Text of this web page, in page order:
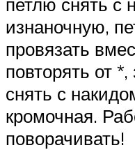
изнаночную,
провязать
повторять от
снять с
кромочная.
поворачивать!